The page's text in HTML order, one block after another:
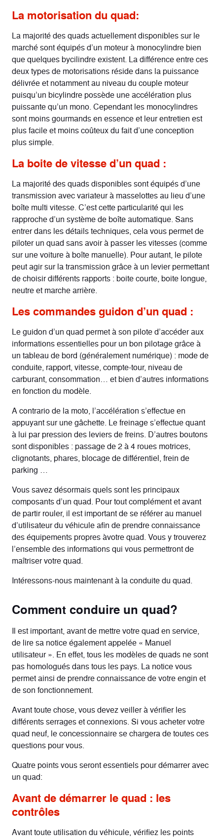
La motorisation du quad:
La majorité des quads actuellement disponibles sur le
marché sont équipés d’un moteur à monocylindre bien
que quelques bycilindre existent. La différence entre ces
deux types de motorisations réside dans la puissance
délivrée et notamment au niveau du couple moteur
puisqu’un bicylindre possède une accélération plus
puissante qu’un mono. Cependant les monocylindres
sont moins gourmands en essence et leur entretien est
plus facile et moins coûteux du fait d’une conception
plus simple.
La boite de vitesse d’un quad :
La majorité des quads disponibles sont équipés d’une
transmission avec variateur à masselottes au lieu d’une
boîte multi vitesse. C’est cette particularité qui les
rapproche d’un système de boîte automatique. Sans
entrer dans les détails techniques, cela vous permet de
piloter un quad sans avoir à passer les vitesses (comme
sur une voiture à boîte manuelle). Pour autant, le pilote
peut agir sur la transmission grâce à un levier permettant
de choisir différents rapports : boite courte, boite longue,
neutre et marche arrière.
Les commandes guidon d’un quad :
Le guidon d’un quad permet à son pilote d’accéder aux
informations essentielles pour un bon pilotage grâce à
un tableau de bord (généralement numérique) : mode de
conduite, rapport, vitesse, compte-tour, niveau de
carburant, consommation… et bien d’autres informations
en fonction du modèle.
A contrario de la moto, l’accélération s’effectue en
appuyant sur une gâchette. Le freinage s’effectue quant
à lui par pression des leviers de freins. D’autres boutons
sont disponibles : passage de 2 à 4 roues motrices,
clignotants, phares, blocage de différentiel, frein de
parking …
Vous savez désormais quels sont les principaux
composants d’un quad. Pour tout complément et avant
de partir rouler, il est important de se référer au manuel
d’utilisateur du véhicule afin de prendre connaissance
des équipements propres àvotre quad. Vous y trouverez
l’ensemble des informations qui vous permettront de
maîtriser votre quad.
Intéressons-nous maintenant à la conduite du quad.
Comment conduire un quad?
Il est important, avant de mettre votre quad en service,
de lire sa notice également appelée « Manuel
utilisateur ». En effet, tous les modèles de quads ne sont
pas homologués dans tous les pays. La notice vous
permet ainsi de prendre connaissance de votre engin et
de son fonctionnement.
Avant toute chose, vous devez veiller à vérifier les
différents serrages et connexions. Si vous acheter votre
quad neuf, le concessionnaire se chargera de toutes ces
questions pour vous.
Quatre points vous seront essentiels pour démarrer avec
un quad:
Avant de démarrer le quad : les
contrôles
Avant toute utilisation du véhicule, vérifiez les points